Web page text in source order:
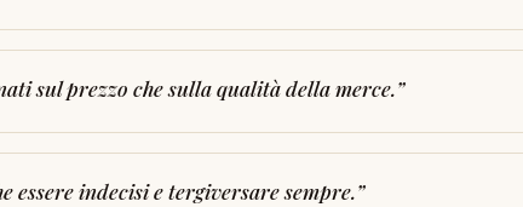
sul prezzo che sulla qualità della merce.”
essere indecisi e tergiversare sempre.”